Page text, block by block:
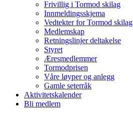
Frivillig i Tormod skilag
Innmeldingsskjema
Vedtekter for Tormod skilag
Medlemskap
Retningslinjer deltakelse
Styret
Æresmedlemmer
Tormodprisen
Våre løyper og anlegg
Gamle seterråk
Aktivitetskalender
Bli medlem